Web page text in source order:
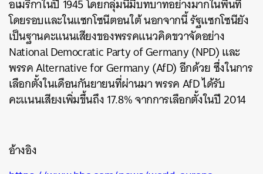
อเมริกาในปี 1945โดยกลุ่มนี้มีบทบาทอย่างมากในพื้นที่
โดยรอบและในแซกโซนีตอนใต้นอกจากนี้รัฐแซกโซนียัง
เป็นฐานคะแนนเสียงของพรรคแนวคิดขวาจัดอย่าง
National Democratic Party of Germany (NPD)และ
พรรคAlternative for Germany (AfD)อีกด้วยซึ่งในการ
เลือกตั้งในเดือนกันยายนที่ผ่านมาพรรคAfDได้รับ
คะแนนเสียงเพิ่มขึ้นถึง17.8%จากการเลือกตั้งในปี 2014
อ้างอิง
ค้นหา
SHARE TWEET LINE EMAIL